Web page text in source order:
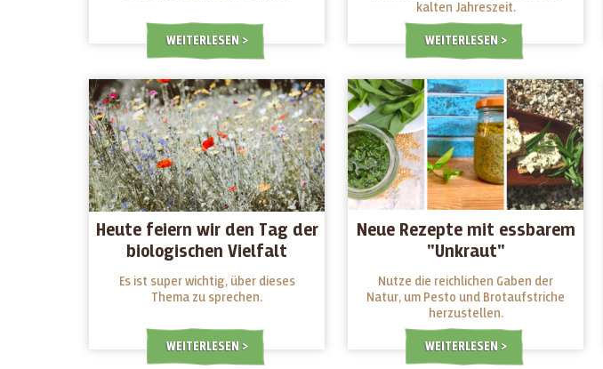
WEITERLESEN
kalten Jahreszeit.
WEITERLESEN
Heute feiern wir den Tag der
biologischen Vielfalt
Es ist super wichtig, über dieses
Thema zu sprechen.
WEITERLESEN
Neue Rezepte mit essbarem
"Unkraut"
Nutze die reichlichen Gaben der
Natur, um Pesto und Brotaufstriche
herzustellen.
WEITERLESEN